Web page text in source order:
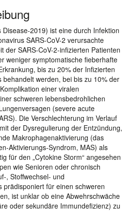
2019) ist eine durch Infektion
SARS-CoV-2 verursachte
der SARS-CoV-2-infizierten Patienten
weniger symptomatische fieberhafte
bis zu 20% der Infizierten
behandelt werden, bei bis zu 10% der
einer viralen
schweren lebensbedrohlichen
(severe acute
Die Verschlechterung im Verlauf
der Dysregulierung der Entzündung,
Makrophagenaktivierung (das
Aktivierungs-Syndrom, MAS) als
für den „Cytokine Storm“ angesehen
wie Senioren oder chronisch
, Stoffwechsel- und
prädisponiert für einen schweren
ist unklar ob eine Abwehrschwäche
oder sekundäre Immundefizienz) zu